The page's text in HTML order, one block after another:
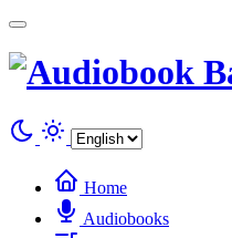
Home
Audiobooks